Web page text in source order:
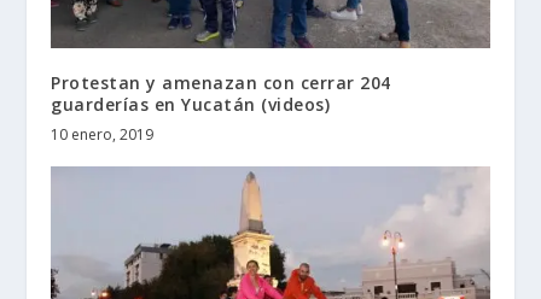
Protestan y amenazan con cerrar 204
guarderías en Yucatán (videos)
10 enero, 2019